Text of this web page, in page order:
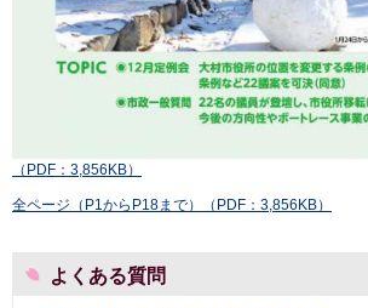
（PDF：3,856KB）
全ページ（P1からP18まで）（PDF：3,856KB）
よくある質問